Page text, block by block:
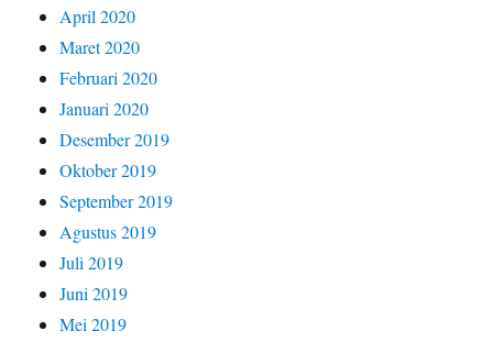
April 2020
Maret 2020
Februari 2020
Januari 2020
Desember 2019
Oktober 2019
September 2019
Agustus 2019
Juli 2019
Juni 2019
Mei 2019